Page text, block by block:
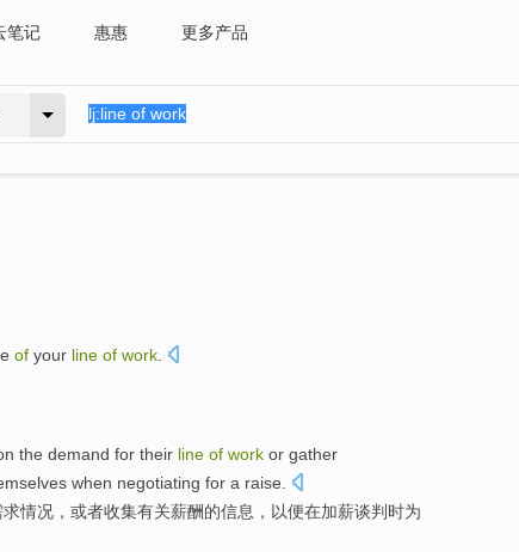
笔记 惠惠 更多产品
of your line of work
the demand for their line of work or gather
when negotiating for a raise
求情况 ， 或者收集有关薪酬的信息 ，以便在加薪谈判 时为